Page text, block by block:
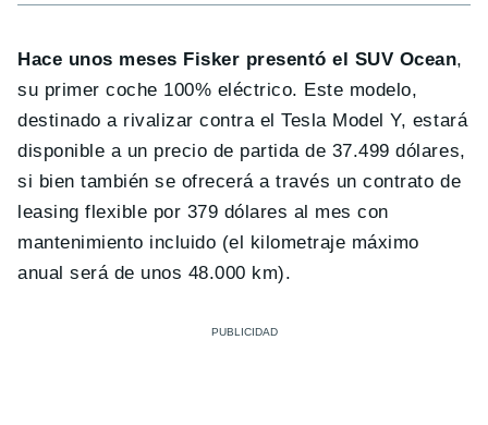
Hace unos meses Fisker presentó el SUV Ocean,
su primer coche 100% eléctrico. Este modelo,
destinado a rivalizar contra el Tesla Model Y, estará
disponible a un precio de partida de 37.499 dólares,
si bien también se ofrecerá a través un contrato de
leasing flexible por 379 dólares al mes con
mantenimiento incluido (el kilometraje máximo
anual será de unos 48.000 km).